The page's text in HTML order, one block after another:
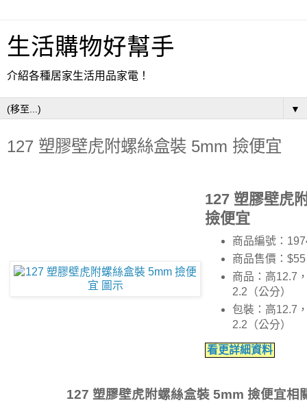
生活購物好幫手
介紹各種居家生活用品家電！
▼
127 塑膠壁虎附螺絲盒裝 5mm 撿便宜
127 塑膠壁虎
撿便宜
商品編號：
商品售價：$55
商品：高12.7
2.2（公分）
包裝：高12.7
2.2（公分）
看更詳細資料
127 塑膠壁虎附螺絲盒裝 5mm 撿便宜相